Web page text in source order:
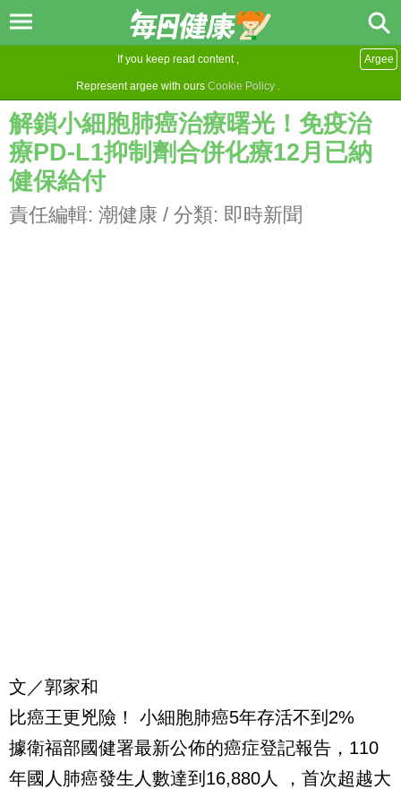
If you keep read content ,
Represent argee with ours Cookie Policy .
Argee
解鎖小細胞肺癌治療曙光！免疫治
療PD-L1抑制劑合併化療12月已納
健保給付
責任編輯: 潮健康 / 分類: 即時新聞
文／郭家和
比癌王更兇險！ 小細胞肺癌5年存活不到2%
據衛福部國健署最新公佈的癌症登記報告，110
年國人肺癌發生人數達到16,880人 ，首次超越大